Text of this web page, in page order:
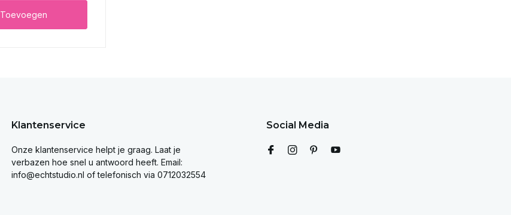
Toevoegen
Klantenservice
Onze klantenservice helpt je graag. Laat je
verbazen hoe snel u antwoord heeft. Email:
info@echtstudio.nl of telefonisch via 0712032554
Social Media